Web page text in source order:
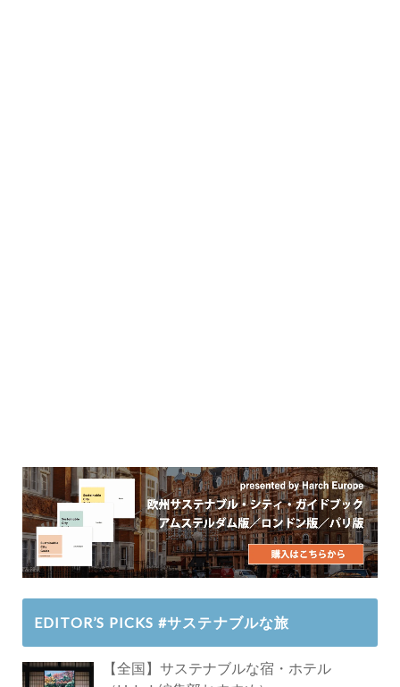
EDITOR’S PICKS #サステナブルな旅
【全国】サステナブルな宿・ホテル